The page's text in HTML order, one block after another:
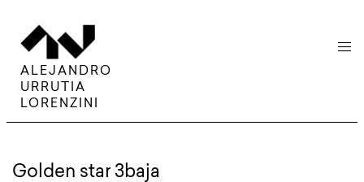
ALEJANDRO
URRUTIA
LORENZINI
menu
Golden star 3baja